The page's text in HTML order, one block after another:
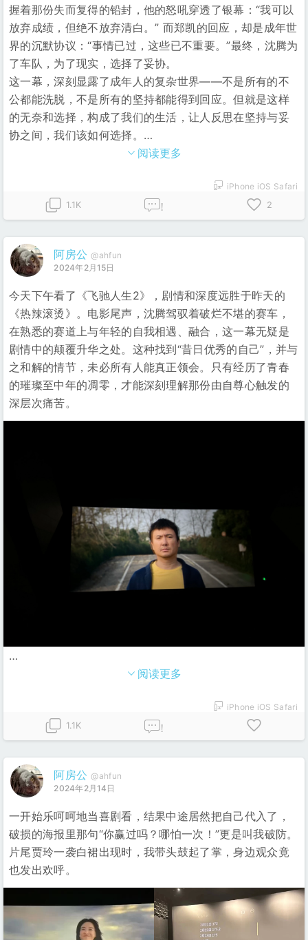
握着那份失而复得的铅封，他的怒吼穿透了银幕：“我可以
放弃成绩，但绝不放弃清白。” 而郑凯的回应，却是成年世
界的沉默协议：“事情已过，这些已不重要。”最终，沈腾为
了车队，为了现实，选择了妥协。
这一幕，深刻显露了成年人的复杂世界——不是所有的不
公都能洗脱，不是所有的坚持都能得到回应。但就是这样
的无奈和选择，构成了我们的生活，让人反思在坚持与妥
协之间，我们该如何选择。 …
阅读更多
iPhone iOS Safari
1.1K
! 2
阿房公 @ahfun
2024年2月15日
今天下午看了《飞驰人生2》，剧情和深度远胜于昨天的
《热辣滚烫》。电影尾声，沈腾驾驭着破烂不堪的赛车，
在熟悉的赛道上与年轻的自我相遇、融合，这一幕无疑是
剧情中的颠覆升华之处。这种找到“昔日优秀的自己”，并与
之和解的情节，未必所有人能真正领会。只有经历了青春
的璀璨至中年的凋零，才能深刻理解那份由自尊心触发的
深层次痛苦。
…
阅读更多
iPhone iOS Safari
1.1K
!
阿房公 @ahfun
2024年2月14日
一开始乐呵呵地当喜剧看，结果中途居然把自己代入了，
破损的海报里那句“你赢过吗？哪怕一次！”更是叫我破防。
片尾贾玲一袭白裙出现时，我带头鼓起了掌，身边观众竟
也发出欢呼。